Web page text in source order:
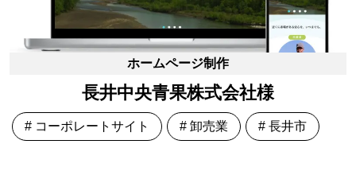
ホームページ制作
長井中央青果株式会社様
# コーポレートサイト # 卸売業 # 長井市